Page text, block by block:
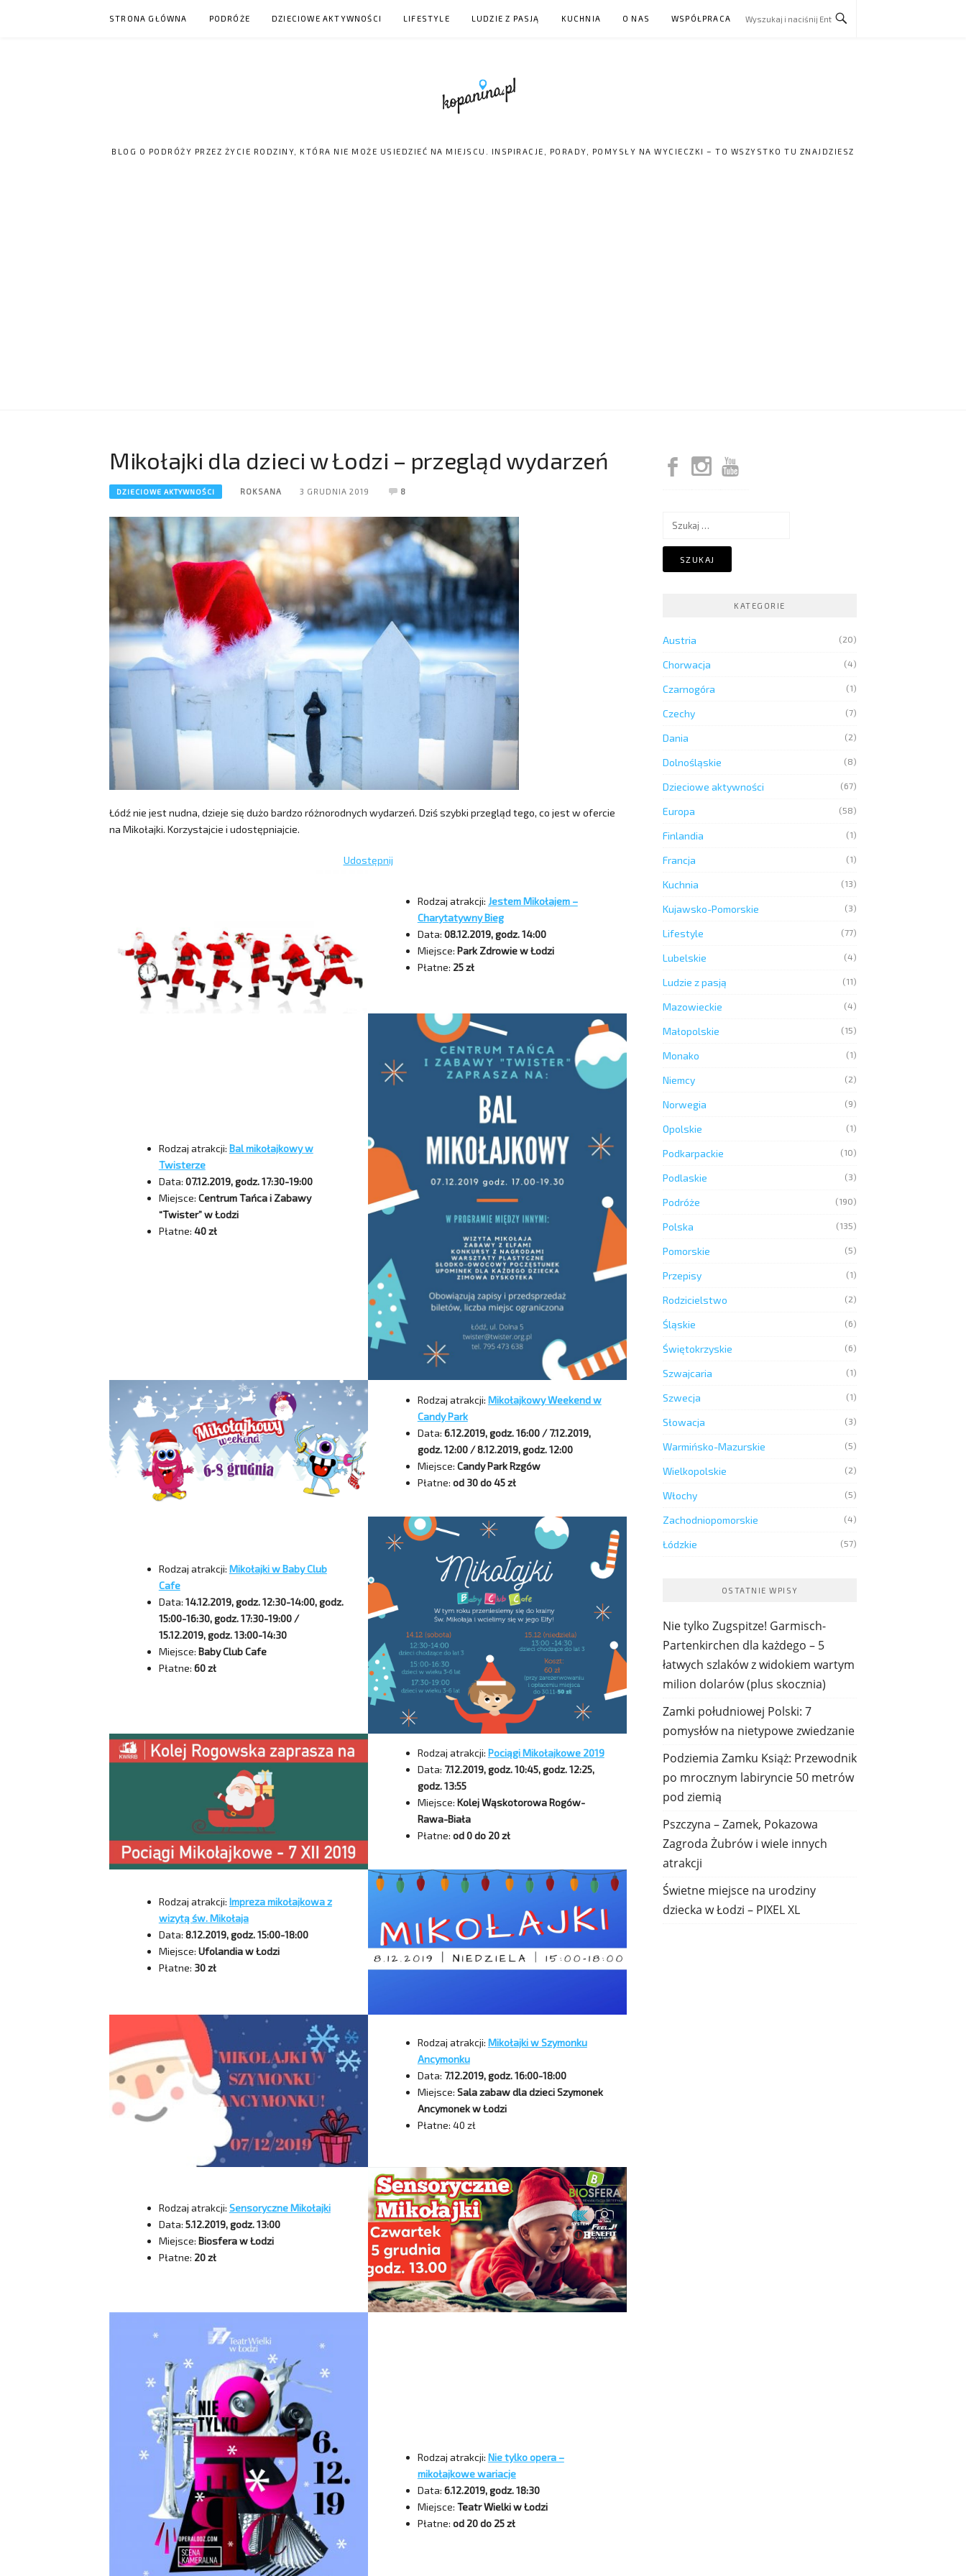
STRONA GŁÓWNA PODRÓŻE DZIECIOWE AKTYWNOŚCI LIFESTYLE LUDZIE Z PASJĄ KUCHNIA O NAS WSPÓŁPRACA
BLOG O PODRÓŻY PRZEZ ŻYCIE RODZINY, KTÓRA NIE MOŻE USIEDZIEĆ NA MIEJSCU. INSPIRACJE, PORADY, POMYSŁY NA WYCIECZKI – TO WSZYSTKO TU ZNAJDZIESZ
Mikołajki dla dzieci w Łodzi – przegląd wydarzeń
DZIECIOWE AKTYWNOŚCI ROKSANA 3 GRUDNIA 2019 8
Łódź nie jest nudna, dzieje się dużo bardzo różnorodnych wydarzeń. Dziś szybki przegląd tego, co jest w ofercie
na Mikołajki. Korzystajcie i udostępniajcie.
Udostępnij
Rodzaj atrakcji: Jestem Mikołajem –
Charytatywny Bieg
Data: 08.12.2019, godz. 14:00
Miejsce: Park Zdrowie w Łodzi
Płatne: 25 zł
Rodzaj atrakcji: Bal mikołajkowy w
Twisterze
Data: 07.12.2019, godz. 17:30-19:00
Miejsce: Centrum Tańca i Zabawy
“Twister” w Łodzi
Płatne: 40 zł
Rodzaj atrakcji: Mikołajkowy Weekend w
Candy Park
Data: 6.12.2019, godz. 16:00 / 7.12.2019,
godz. 12:00 / 8.12.2019, godz. 12:00
Miejsce: Candy Park Rzgów
Płatne: od 30 do 45 zł
Rodzaj atrakcji: Mikołajki w Baby Club
Cafe
Data: 14.12.2019, godz. 12:30-14:00, godz.
15:00-16:30, godz. 17:30-19:00 /
15.12.2019, godz. 13:00-14:30
Miejsce: Baby Club Cafe
Płatne: 60 zł
Rodzaj atrakcji: Pociągi Mikołajkowe 2019
Data: 7.12.2019, godz. 10:45, godz. 12:25,
godz. 13:55
Miejsce: Kolej Wąskotorowa Rogów-
Rawa-Biała
Płatne: od 0 do 20 zł
Rodzaj atrakcji: Impreza mikołajkowa z
wizytą św. Mikołaja
Data: 8.12.2019, godz. 15:00-18:00
Miejsce: Ufolandia w Łodzi
Płatne: 30 zł
Rodzaj atrakcji: Mikołajki w Szymonku
Ancymonku
Data: 7.12.2019, godz. 16:00-18:00
Miejsce: Sala zabaw dla dzieci Szymonek
Ancymonek w Łodzi
Płatne: 40 zł
Rodzaj atrakcji: Sensoryczne Mikołajki
Data: 5.12.2019, godz. 13:00
Miejsce: Biosfera w Łodzi
Płatne: 20 zł
Rodzaj atrakcji: Nie tylko opera –
mikołajkowe wariacje
Data: 6.12.2019, godz. 18:30
Miejsce: Teatr Wielki w Łodzi
Płatne: od 20 do 25 zł
Szukaj:
KATEGORIE
Austria (20)
Chorwacja (4)
Czarnogóra (1)
Czechy (7)
Dania (2)
Dolnośląskie (8)
Dzieciowe aktywności (67)
Europa (58)
Finlandia (1)
Francja (1)
Kuchnia (13)
Kujawsko-Pomorskie (3)
Lifestyle (77)
Lubelskie (4)
Ludzie z pasją (11)
Mazowieckie (4)
Małopolskie (15)
Monako (1)
Niemcy (2)
Norwegia (9)
Opolskie (1)
Podkarpackie (10)
Podlaskie (3)
Podróże (190)
Polska (135)
Pomorskie (5)
Przepisy (1)
Rodzicielstwo (2)
Śląskie (6)
Świętokrzyskie (6)
Szwajcaria (1)
Szwecja (1)
Słowacja (3)
Warmińsko-Mazurskie (5)
Wielkopolskie (2)
Włochy (5)
Zachodniopomorskie (4)
Łódzkie (57)
OSTATNIE WPISY
Nie tylko Zugspitze! Garmisch-
Partenkirchen dla każdego – 5
łatwych szlaków z widokiem wartym
milion dolarów (plus skocznia)
Zamki południowej Polski: 7
pomysłów na nietypowe zwiedzanie
Podziemia Zamku Książ: Przewodnik
po mrocznym labiryncie 50 metrów
pod ziemią
Pszczyna – Zamek, Pokazowa
Zagroda Żubrów i wiele innych
atrakcji
Świetne miejsce na urodziny
dziecka w Łodzi – PIXEL XL